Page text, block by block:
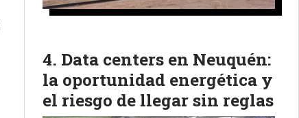
Data centers en Neuquén:
la oportunidad energética y
el riesgo de llegar sin reglas